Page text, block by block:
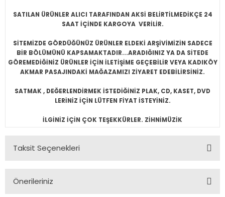
SATILAN ÜRÜNLER ALICI TARAFINDAN AKSİ BELİRTİLMEDİKÇE 24
SAAT İÇİNDE KARGOYA VERİLİR.
SİTEMİZDE GÖRDÜĞÜNÜZ ÜRÜNLER ELDEKİ ARŞİVİMİZİN SADECE
BİR BÖLÜMÜNÜ KAPSAMAKTADIR...ARADIĞINIZ YA DA SİTEDE
GÖREMEDİĞİNİZ ÜRÜNLER İÇİN İLETİŞİME GEÇEBİLİR VEYA KADIKÖY
AKMAR PASAJINDAKİ MAĞAZAMIZI ZİYARET EDEBİLİRSİNİZ.
SATMAK , DEĞERLENDİRMEK İSTEDİĞİNİZ PLAK, CD, KASET, DVD
LERİNİZ İÇİN LÜTFEN FİYAT İSTEYİNİZ.
İLGİNİZ İÇİN ÇOK TEŞEKKÜRLER. ZİHNİMÜZİK
Taksit Seçenekleri
Önerileriniz